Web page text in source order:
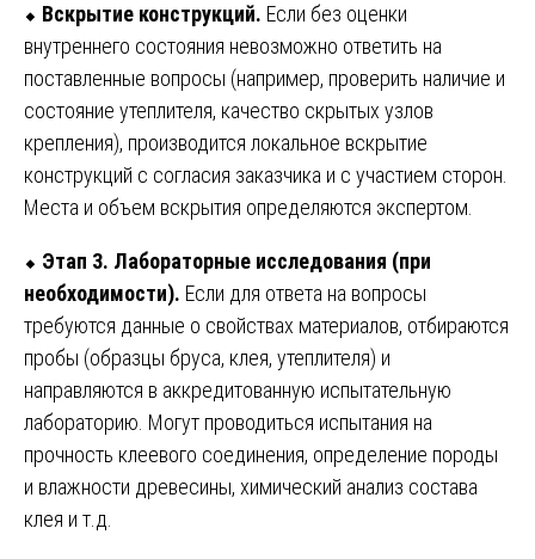
⬥ Вскрытие конструкций. Если без оценки
внутреннего состояния невозможно ответить на
поставленные вопросы (например, проверить наличие и
состояние утеплителя, качество скрытых узлов
крепления), производится локальное вскрытие
конструкций с согласия заказчика и с участием сторон.
Места и объем вскрытия определяются экспертом.
⬥ Этап 3. Лабораторные исследования (при
необходимости). Если для ответа на вопросы
требуются данные о свойствах материалов, отбираются
пробы (образцы бруса, клея, утеплителя) и
направляются в аккредитованную испытательную
лабораторию. Могут проводиться испытания на
прочность клеевого соединения, определение породы
и влажности древесины, химический анализ состава
клея и т.д.